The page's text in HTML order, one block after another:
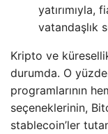
yatırımıyla,
vatandaşlık
Kripto ve
durumda. O
programlarının
seçeneklerinin,
stablecoin’ler